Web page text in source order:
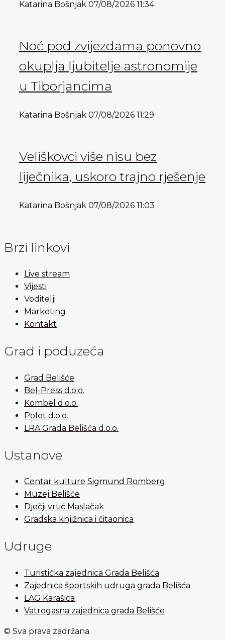
Katarina Bošnjak 07/08/2026 11:34
Noć pod zvijezdama ponovno
okuplja ljubitelje astronomije
u Tiborjancima
Katarina Bošnjak 07/08/2026 11:29
Veliškovci više nisu bez
liječnika, uskoro trajno rješenje
Katarina Bošnjak 07/08/2026 11:03
Brzi linkovi
Live stream
Vijesti
Voditelji
Marketing
Kontakt
Grad i poduzeća
Grad Belišće
Bel-Press d.o.o.
Kombel d.o.o.
Polet d.o.o.
LRA Grada Belišća d.o.o.
Ustanove
Centar kulture Sigmund Romberg
Muzej Belišće
Dječji vrtić Maslačak
Gradska knjižnica i čitaonica
Udruge
Turistička zajednica Grada Belišća
Zajednica športskih udruga grada Belišća
LAG Karašica
Vatrogasna zajednica grada Belišće
© Sva prava zadržana